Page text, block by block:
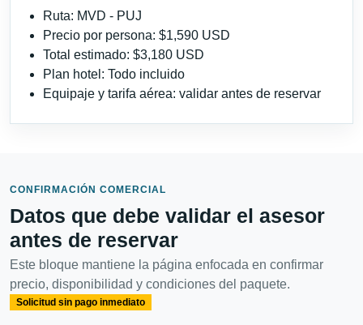
Ruta: MVD - PUJ
Precio por persona: $1,590 USD
Total estimado: $3,180 USD
Plan hotel: Todo incluido
Equipaje y tarifa aérea: validar antes de reservar
CONFIRMACIÓN COMERCIAL
Datos que debe validar el asesor
antes de reservar
Este bloque mantiene la página enfocada en confirmar
precio, disponibilidad y condiciones del paquete.
Solicitud sin pago inmediato